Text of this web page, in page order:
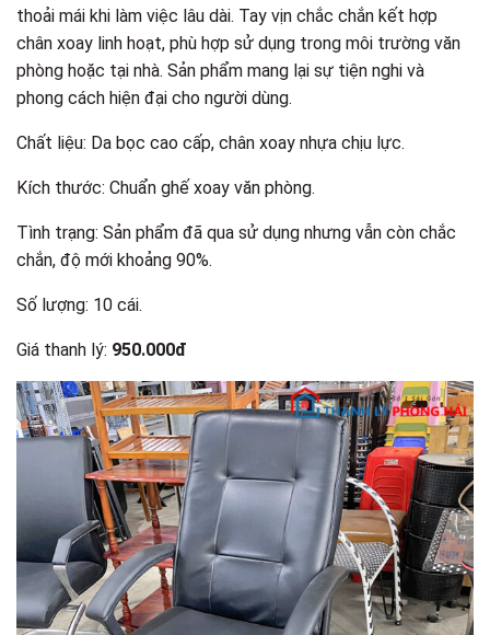
thoải mái khi làm việc lâu dài. Tay vịn chắc chắn kết hợp
chân xoay linh hoạt, phù hợp sử dụng trong môi trường văn
phòng hoặc tại nhà. Sản phẩm mang lại sự tiện nghi và
phong cách hiện đại cho người dùng.
Chất liệu: Da bọc cao cấp, chân xoay nhựa chịu lực.
Kích thước: Chuẩn ghế xoay văn phòng.
Tình trạng: Sản phẩm đã qua sử dụng nhưng vẫn còn chắc
chắn, độ mới khoảng 90%.
Số lượng: 10 cái.
Giá thanh lý: 950.000đ